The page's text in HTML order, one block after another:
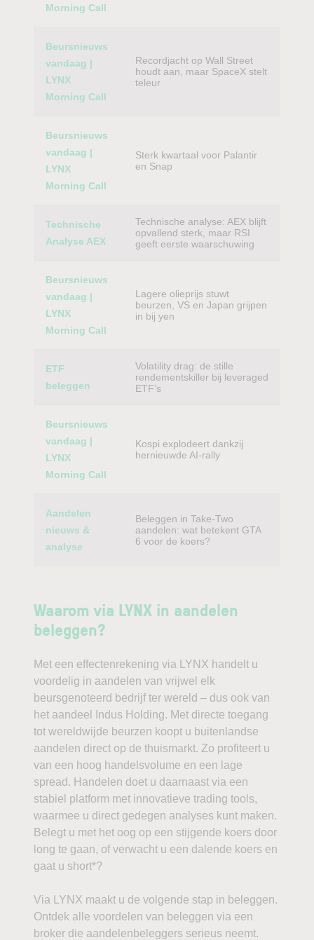
Morning Call
Beursnieuws
vandaag |
LYNX
Morning Call
Recordjacht op Wall Street
houdt aan, maar SpaceX stelt
teleur
Beursnieuws
vandaag |
LYNX
Morning Call
Sterk kwartaal voor Palantir
en Snap
Technische
Analyse AEX
Technische analyse: AEX blijft
opvallend sterk, maar RSI
geeft eerste waarschuwing
Beursnieuws
vandaag |
LYNX
Morning Call
Lagere olieprijs stuwt
beurzen, VS en Japan grijpen
in bij yen
ETF
beleggen
Volatility drag: de stille
rendementskiller bij leveraged
ETF’s
Beursnieuws
vandaag |
LYNX
Morning Call
Kospi explodeert dankzij
hernieuwde AI-rally
Aandelen
nieuws &
analyse
Beleggen in Take-Two
aandelen: wat betekent GTA
6 voor de koers?
Waarom via LYNX in aandelen
beleggen?
Met een effectenrekening via LYNX handelt u
voordelig in aandelen van vrijwel elk
beursgenoteerd bedrijf ter wereld – dus ook van
het aandeel Indus Holding. Met directe toegang
tot wereldwijde beurzen koopt u buitenlandse
aandelen direct op de thuismarkt. Zo profiteert u
van een hoog handelsvolume en een lage
spread. Handelen doet u daarnaast via een
stabiel platform met innovatieve trading tools,
waarmee u direct gedegen analyses kunt maken.
Belegt u met het oog op een stijgende koers door
long te gaan, of verwacht u een dalende koers en
gaat u short*?
Via LYNX maakt u de volgende stap in beleggen.
Ontdek alle voordelen van beleggen via een
broker die aandelenbeleggers serieus neemt.